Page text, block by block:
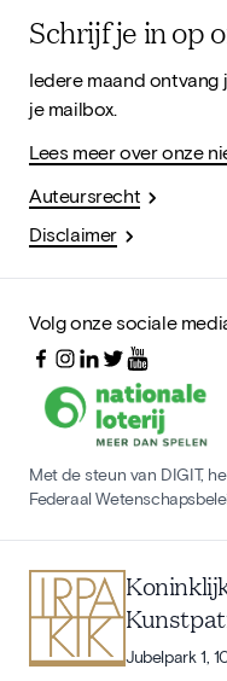
Schrijf je in op
Iedere maand ontvang
je mailbox.
Lees meer over onze
Auteursrecht
Disclaimer
Volg onze sociale
Met de steun van DIGIT,
Federaal
Jubelpark 1,